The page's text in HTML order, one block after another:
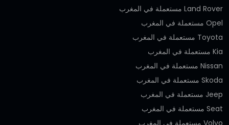
Land Rover مستعملة في المغرب
Opel مستعملة في المغرب
Toyota مستعملة في المغرب
Kia مستعملة في المغرب
Nissan مستعملة في المغرب
Skoda مستعملة في المغرب
Jeep مستعملة في المغرب
Seat مستعملة في المغرب
Volvo مستعملة في المغرب